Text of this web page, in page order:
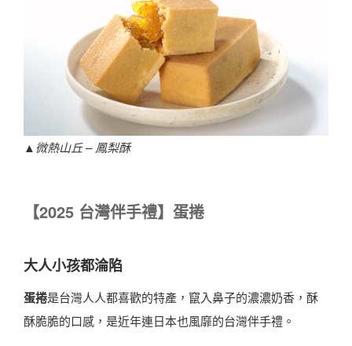
▲ 微熱山丘 – 鳳梨酥
【2025 台灣伴手禮】蛋捲
大人小孩都淪陷
蛋捲是台灣人人都喜歡的特產，竄入鼻子的濃濃奶香，酥
酥脆脆的口感，是近年連日本也風靡的台灣伴手禮。